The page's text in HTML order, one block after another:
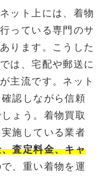
ット上には、着物
っている専門のサ
ります。こうした
は、宅配や郵送に
主流です。ネット
認しながら信頼
ょう。着物買取
施している業者
査定料金、キャ
、重い着物を運